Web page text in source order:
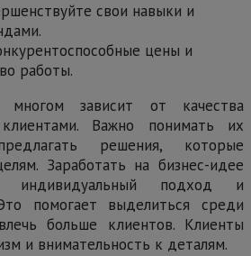
свои навыки и
цены и
работы.
зависит от качества
Важно понимать их
решения, которые
Заработать на бизнес-идее
индивидуальный подход и
помогает выделиться среди
больше клиентов. Клиенты
и внимательность к деталям.